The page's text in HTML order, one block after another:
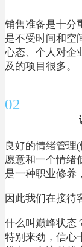
销售准备是十分
是不受时间和空
心态、个人对企
及的项目很多。
02
良好的情绪管理
愿意和一个情绪
是一种职业修养
因此我们在接待
什么叫巅峰状态
特别来劲，信心